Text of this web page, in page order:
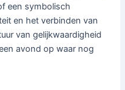
een symbolisch
en het verbinden van
van gelijkwaardigheid
avond op waar nog